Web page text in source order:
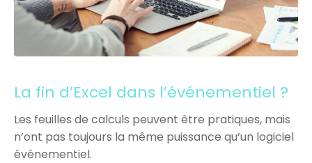
La fin d’Excel dans l’événementiel ?
Les feuilles de calculs peuvent être pratiques, mais
n’ont pas toujours la même puissance qu’un logiciel
événementiel.